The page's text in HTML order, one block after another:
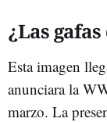
¿Las
Esta imagen
anunciara la
marzo. La